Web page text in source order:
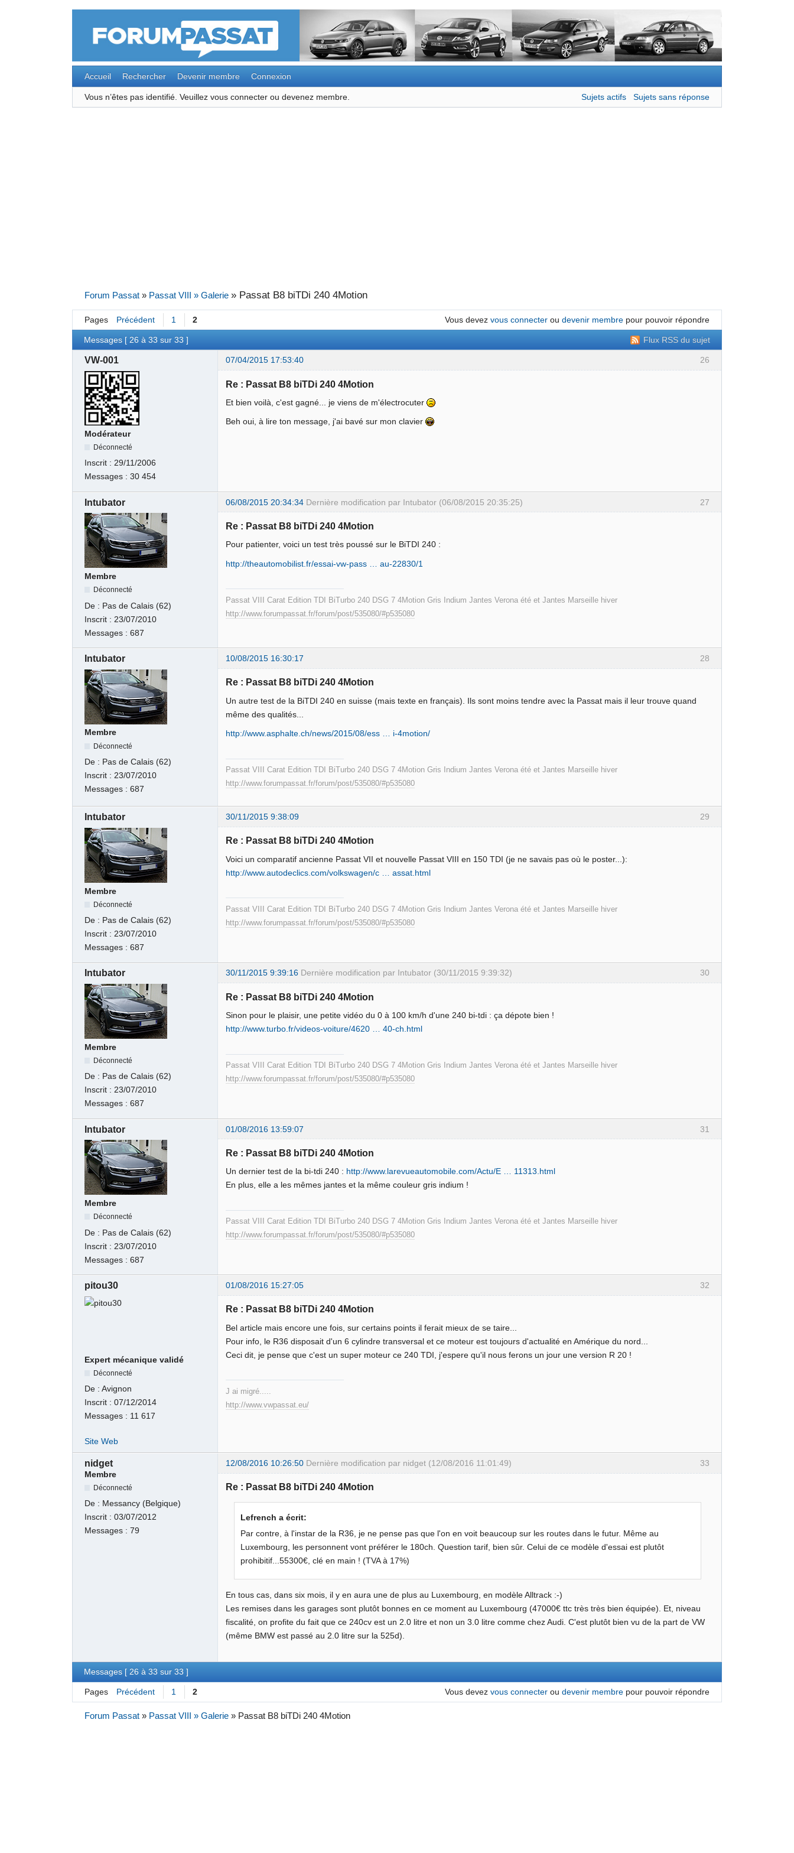
Accueil Rechercher Devenir membre Connexion
Vous n’êtes pas identifié. Veuillez vous connecter ou devenez membre. Sujets actifs Sujets sans réponse
Forum Passat » Passat VIII » Galerie » Passat B8 biTDi 240 4Motion
Pages Précédent 1 2 Vous devez vous connecterou devenir membrepour pouvoir répondre
Flux RSS du sujet
Messages [ 26 à 33 sur 33 ]
26
VW-001 07/04/2015 17:53:40
Modérateur
Déconnecté
Inscrit :29/11/2006
Messages :30 454
Re : Passat B8 biTDi 240 4Motion
Et bien voilà, c'est gagné... je viens de m'électrocuter
Beh oui, à lire ton message, j'ai bavé sur mon clavier
27
Intubator 06/08/2015 20:34:34 Dernière modification par Intubator (06/08/2015 20:35:25)
Membre
Déconnecté
De : Pas de Calais (62)
Inscrit : 23/07/2010
Messages :687
Re : Passat B8 biTDi 240 4Motion
Pour patienter, voici un test très poussé sur le BiTDI 240 :
http://theautomobilist.fr/essai-vw-pass … au-22830/1
Passat VIII Carat Edition TDI BiTurbo 240 DSG 7 4Motion Gris Indium Jantes Verona été et Jantes Marseille hiver
http://www.forumpassat.fr/forum/post/535080/#p535080
28
Intubator 10/08/2015 16:30:17
Membre
Déconnecté
De : Pas de Calais (62)
Inscrit : 23/07/2010
Messages :687
Re : Passat B8 biTDi 240 4Motion
Un autre test de la BiTDI 240 en suisse (mais texte en français). Ils sont moins tendre avec la Passat mais il leur trouve quand
même des qualités...
http://www.asphalte.ch/news/2015/08/ess … i-4motion/
Passat VIII Carat Edition TDI BiTurbo 240 DSG 7 4Motion Gris Indium Jantes Verona été et Jantes Marseille hiver
http://www.forumpassat.fr/forum/post/535080/#p535080
29
Intubator 30/11/2015 9:38:09
Membre
Déconnecté
De : Pas de Calais (62)
Inscrit :23/07/2010
Messages :687
Re : Passat B8 biTDi 240 4Motion
Voici un comparatif ancienne Passat VII et nouvelle Passat VIII en 150 TDI (je ne savais pas où le poster...):
http://www.autodeclics.com/volkswagen/c … assat.html
Passat VIII Carat Edition TDI BiTurbo 240 DSG 7 4Motion Gris Indium Jantes Verona été et Jantes Marseille hiver
http://www.forumpassat.fr/forum/post/535080/#p535080
30
Intubator 30/11/2015 9:39:16 Dernière modification par Intubator (30/11/2015 9:39:32)
Membre
Déconnecté
De : Pas de Calais (62)
Inscrit :23/07/2010
Messages :687
Re : Passat B8 biTDi 240 4Motion
Sinon pour le plaisir, une petite vidéo du 0 à 100 km/h d'une 240 bi-tdi : ça dépote bien !
http://www.turbo.fr/videos-voiture/4620 … 40-ch.html
Passat VIII Carat Edition TDI BiTurbo 240 DSG 7 4Motion Gris Indium Jantes Verona été et Jantes Marseille hiver
http://www.forumpassat.fr/forum/post/535080/#p535080
31
Intubator 01/08/2016 13:59:07
Membre
Déconnecté
De : Pas de Calais (62)
Inscrit : 23/07/2010
Messages :687
Re : Passat B8 biTDi 240 4Motion
Un dernier test de la bi-tdi 240 : http://www.larevueautomobile.com/Actu/E … 11313.html
En plus, elle a les mêmes jantes et la même couleur gris indium !
Passat VIII Carat Edition TDI BiTurbo 240 DSG 7 4Motion Gris Indium Jantes Verona été et Jantes Marseille hiver
http://www.forumpassat.fr/forum/post/535080/#p535080
32
pitou30 01/08/2016 15:27:05
Expert mécanique validé
Déconnecté
De :Avignon
Inscrit :07/12/2014
Messages : 11 617
Re : Passat B8 biTDi 240 4Motion
Bel article mais encore une fois, sur certains points il ferait mieux de se taire...
Pour info, le R36 disposait d'un 6 cylindre transversal et ce moteur est toujours d'actualité en Amérique du nord...
Ceci dit, je pense que c'est un super moteur ce 240 TDI, j'espere qu'il nous ferons un jour une version R 20 !
J ai migré.....
http://www.vwpassat.eu/
Site Web
33
nidget 12/08/2016 10:26:50 Dernière modification par nidget (12/08/2016 11:01:49)
Membre
Déconnecté
De : Messancy (Belgique)
Inscrit :03/07/2012
Messages :79
Re : Passat B8 biTDi 240 4Motion
Lefrench a écrit:
Par contre, à l'instar de la R36, je ne pense pas que l'on en voit beaucoup sur les routes dans le futur. Même au
Luxembourg, les personnent vont préférer le 180ch. Question tarif, bien sûr. Celui de ce modèle d'essai est plutôt
prohibitif...55300€, clé en main ! (TVA à 17%)
En tous cas, dans six mois, il y en aura une de plus au Luxembourg, en modèle Alltrack :-)
Les remises dans les garages sont plutôt bonnes en ce moment au Luxembourg (47000€ ttc très très bien équipée). Et, niveau
fiscalité, on profite du fait que ce 240cv est un 2.0 litre et non un 3.0 litre comme chez Audi. C'est plutôt bien vu de la part de VW
(même BMW est passé au 2.0 litre sur la 525d).
Messages [ 26 à 33 sur 33 ]
Pages Précédent 1 2 Vous devez vous connecterou devenir membrepour pouvoir répondre
Forum Passat » Passat VIII » Galerie » Passat B8 biTDi 240 4Motion